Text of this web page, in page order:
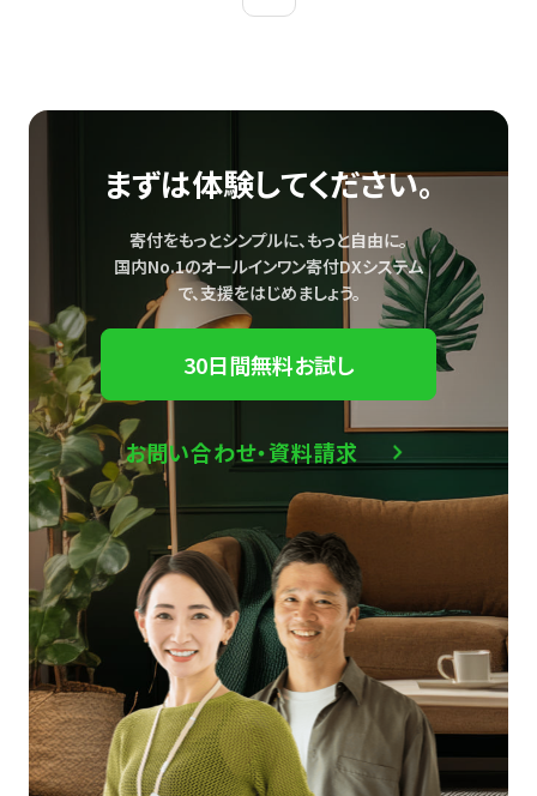
まずは体験してください。
寄付をもっとシンプルに、もっと自由に。
国内No.1のオールインワン寄付DXシステム
で、支援をはじめましょう。
30日間無料お試し
お問い合わせ・資料請求